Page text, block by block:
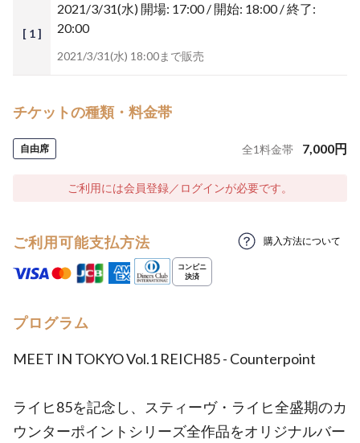
[ 1 ]
2021/3/31(水) 開場: 17:00 / 開始: 18:00 / 終了:
20:00
2021/3/31(水) 18:00まで販売
チケットの種類・料金帯
自由席 全1料金帯 7,000円
ご利用には会員登録／ログインが必要です。
ご利用可能支払方法 購入方法について
プログラム
MEET IN TOKYO Vol.1 REICH85 - Counterpoint
ライヒ85を記念し、スティーヴ・ライヒ全盛期のカ
ウンターポイントシリーズ全作品をオリジナルバー